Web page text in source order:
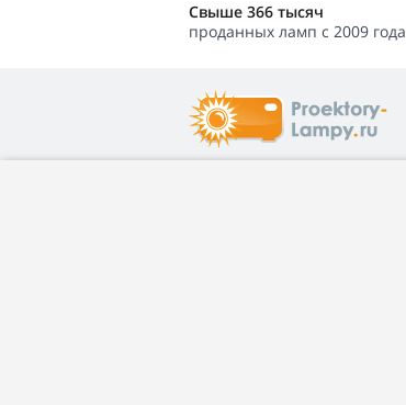
Свыше 366 тысяч
проданных ламп с 2009 года